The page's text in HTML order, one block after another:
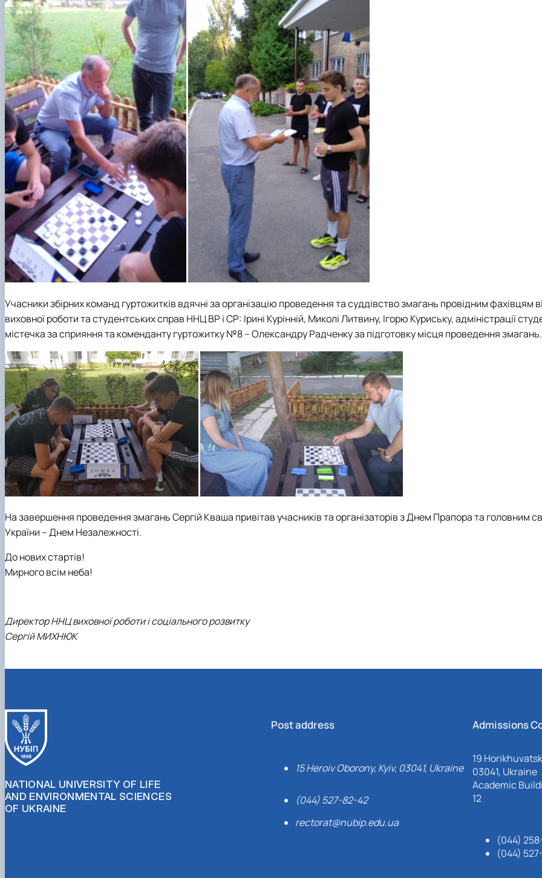
Учасники збірних команд гуртожитків вдячні за організацію проведення та суддівство змагань провідним фахівцям
виховної роботи та студентських справ ННЦ ВР і СР: Ірині Курінній, Миколі Литвину, Ігорю Куриську, адміністрації
містечка за сприяння та коменданту гуртожитку №8 – Олександру Радченку за підготовку місця проведення змагань.
На завершення проведення змагань Сергій Кваша привітав учасників та організаторів з Днем Прапора та головним
України – Днем Незалежності.
До нових стартів!
Мирного всім неба!
Директор ННЦ виховної роботи і соціального розвитку
Сергій МИХНЮК
NATIONAL UNIVERSITY OF LIFE
AND ENVIRONMENTAL SCIENCES
OF UKRAINE
Post address
15 Heroiv Oborony, Kyiv, 03041, Ukraine
(044) 527-82-42
rectorat@nubip.edu.ua
Admissions
19
03041, Ukraine
Academic
12
(044)
(044)